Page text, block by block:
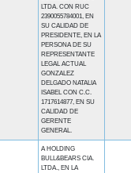
LTDA. CON RUC
2390055784001, EN
SU CALIDAD DE
PRESIDENTE, EN LA
PERSONA DE SU
REPRESENTANTE
LEGAL ACTUAL
GONZALEZ
DELGADO NATALIA
ISABEL CON C.C.
1717614877, EN SU
CALIDAD DE
GERENTE
GENERAL.
A HOLDING
BULL&BEARS CIA.
LTDA., EN LA